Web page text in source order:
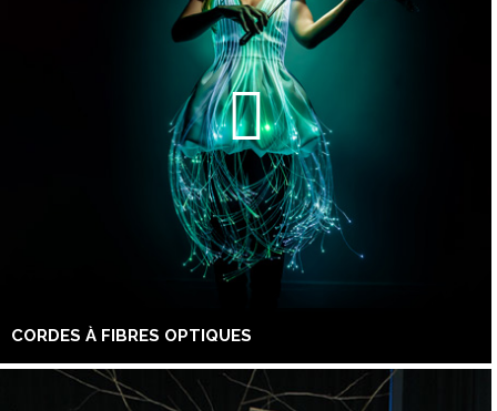
CORDES À FIBRES OPTIQUES